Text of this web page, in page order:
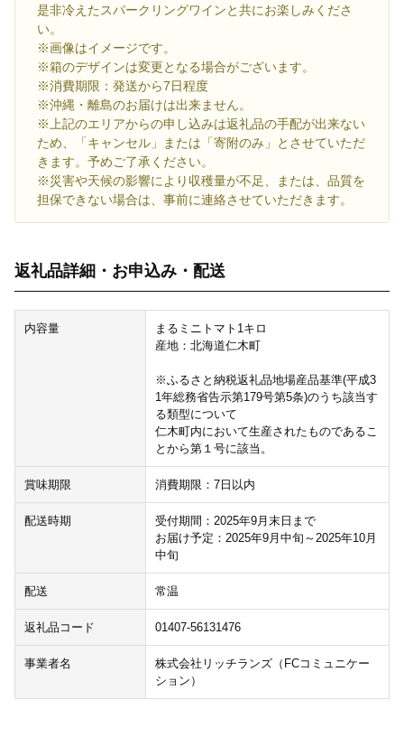
是非冷えたスパークリングワインと共にお楽しみくださ
い。
※画像はイメージです。
※箱のデザインは変更となる場合がございます。
※消費期限：発送から7日程度
※沖縄・離島のお届けは出来ません。
※上記のエリアからの申し込みは返礼品の手配が出来ない
ため、「キャンセル」または「寄附のみ」とさせていただ
きます。予めご了承ください。
※災害や天候の影響により収穫量が不足、または、品質を
担保できない場合は、事前に連絡させていただきます。
返礼品詳細・お申込み・配送
内容量
まるミニトマト1キロ
産地：北海道仁木町
※ふるさと納税返礼品地場産品基準(平成3
1年総務省告示第179号第5条)のうち該当す
る類型について
仁木町内において生産されたものであるこ
とから第１号に該当。
賞味期限 消費期限：7日以内
配送時期
受付期間：2025年9月末日まで
お届け予定：2025年9月中旬～2025年10月
中旬
配送 常温
返礼品コード 01407-56131476
事業者名
株式会社リッチランズ（FCコミュニケー
ション）